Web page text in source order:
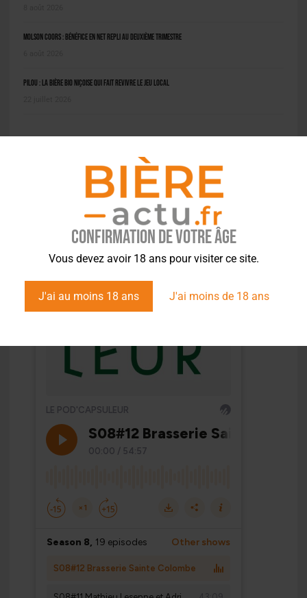
Confirmation de votre âge
Vous devez avoir 18 ans pour visiter ce site.
J'ai au moins 18 ans J'ai moins de 18 ans
Molson Coors : bénéfice en net repli au deuxième trimestre
Pilou : la bière bio niçoise qui fait revivre le jeu local